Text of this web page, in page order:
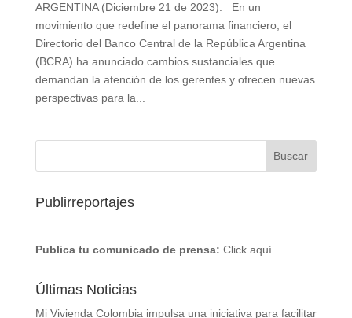
ARGENTINA (Diciembre 21 de 2023). En un
movimiento que redefine el panorama financiero, el
Directorio del Banco Central de la República Argentina
(BCRA) ha anunciado cambios sustanciales que
demandan la atención de los gerentes y ofrecen nuevas
perspectivas para la...
Publirreportajes
Publica tu comunicado de prensa: Click aquí
Últimas Noticias
Mi Vivienda Colombia impulsa una iniciativa para facilitar